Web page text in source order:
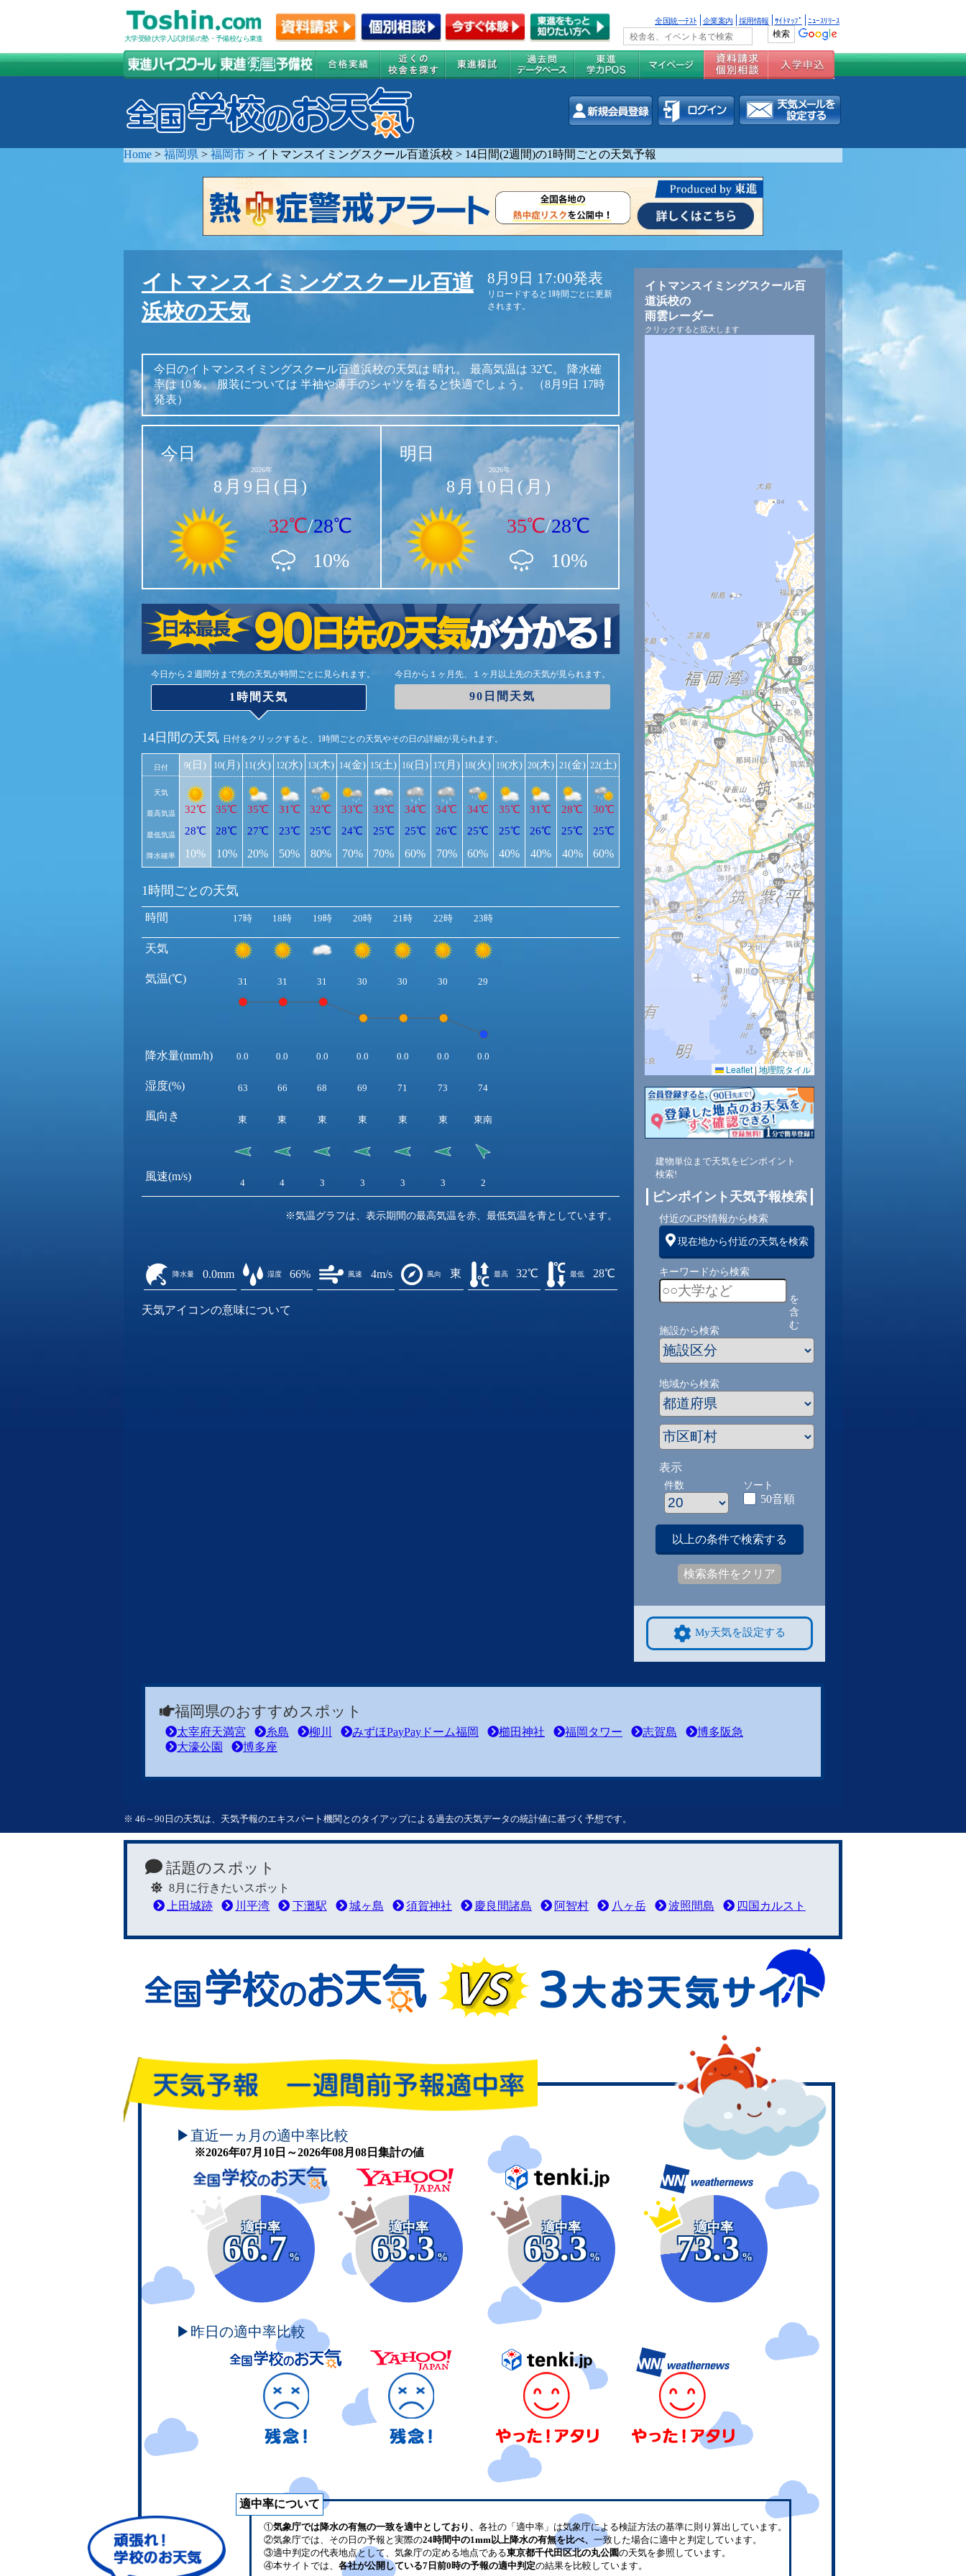
大学受験(大学入試)対策の塾・予備校なら東進
全国統一ﾃｽﾄ 企業案内 採用情報 ｻｲﾄﾏｯﾌﾟ ﾆｭｰｽﾘﾘｰｽ
Home > 福岡県 > 福岡市 > イトマンスイミングスクール百道浜校 > 14日間(2週間)の1時間ごとの天気予報
イトマンスイミングスクール百道
浜校の天気
8月9日 17:00発表
リロードすると1時間ごとに更新
されます。
今日のイトマンスイミングスクール百道浜校の天気は 晴れ。 最高気温は 32℃。
降水確
率は 10％。 服装については 半袖や薄手のシャツを着ると快適でしょう。
（8月9日 17時
発表）
今日
2026年
8月9日(日)
32℃/28℃
10%
明日
2026年
8月10日(月)
35℃/28℃
10%
今日から２週間分まで先の天気が時間ごとに見られます。
1時間天気
今日から１ヶ月先、１ヶ月以上先の天気が見られます。
90日間天気
14日間の天気 日付をクリックすると、1時間ごとの天気やその日の詳細が見られます。
日付
天気
最高気温
最低気温
降水確率
9(日)
32℃
28℃
10%
10(月)
35℃
28℃
10%
11(火)
35℃
27℃
20%
12(水)
31℃
23℃
50%
13(木)
32℃
25℃
80%
14(金)
33℃
24℃
70%
15(土)
33℃
25℃
70%
16(日)
34℃
25℃
60%
17(月)
34℃
26℃
70%
18(火)
34℃
25℃
60%
19(水)
35℃
25℃
40%
20(木)
31℃
26℃
40%
21(金)
28℃
25℃
40%
22(土)
30℃
25℃
60%
1時間ごとの天気
時間
天気
気温(℃)
降水量(mm/h)
湿度(%)
風向き
風速(m/s)
17時 18時 19時 20時 21時 22時 23時
31 31 31 30 30 30 29
0.0 0.0 0.0 0.0 0.0 0.0 0.0
63 66 68 69 71 73 74
東 東 東 東 東 東 東南
4 4 3 3 3 3 2
※気温グラフは、表示期間の最高気温を赤、最低気温を青としています。
降水量 0.0mm 湿度 66% 風速 4m/s 風向 東 最高 32℃ 最低 28℃
天気アイコンの意味について
イトマンスイミングスクール百
道浜校の
雨雲レーダー
クリックすると拡大します
Leaflet | 地理院タイル
建物単位まで天気をピンポイント
検索!
ピンポイント天気予報検索
付近のGPS情報から検索
現在地から付近の天気を検索
キーワードから検索
を
含
む
施設から検索
地域から検索
表示
件数 ソート
50音順
以上の条件で検索する
検索条件をクリア
My天気を設定する
福岡県のおすすめスポット
太宰府天満宮 糸島 柳川 みずほPayPayドーム福岡 櫛田神社 福岡タワー 志賀島
博多阪急
大濠公園
博多座
※ 46～90日の天気は、天気予報のエキスパート機関とのタイアップによる過去の天気データの統計値に基づく予想です。
話題のスポット
8月に行きたいスポット
上田城跡
川平湾 下灘駅 城ヶ島 須賀神社 慶良間諸島 阿智村 八ヶ岳 波照間島 四国カルスト
頑張れ！学校のお天気
▶直近一ヵ月の適中率比較
※2026年07月10日～2026年08月08日集計の値
適中率
66.7
%
適中率
63.3
%
適中率
63.3
%
適中率
73.3
%
▶昨日の適中率比較
適中率について
①気象庁では降水の有無の一致を適中としており、 各社の「適中率」は気象庁による検証方法の基準に則り算出しています。
②気象庁では、その日の予報と実際の24時間中の1mm以上降水の有無を比べ、 一致した場合に適中と判定しています。
③適中判定の代表地点として、気象庁の定める地点である東京都千代田区北の丸公園の天気を参照しています。
④本サイトでは、 各社が公開している7日前0時の予報の適中判定の結果を比較しています。